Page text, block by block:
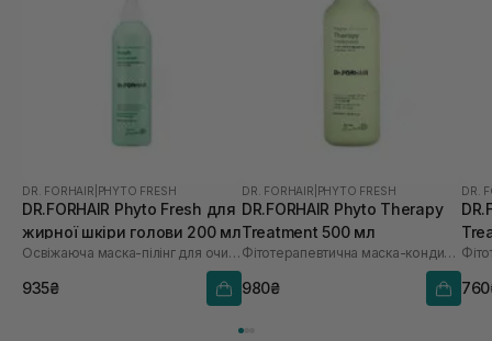
DR. FORHAIR PHYTO FRESH
DR.FORHAIR Phyto Fresh для
жирної шкіри голови 200 мл
Освіжаюча маска-пілінг для очищення шкіри голови
935₴
DR. FORHAIR PHYTO FRESH
DR.FORHAIR Phyto Therapy
Treatment 500 мл
Фітотерапевтична маска-кондиціонер для волосся
980₴
DR.